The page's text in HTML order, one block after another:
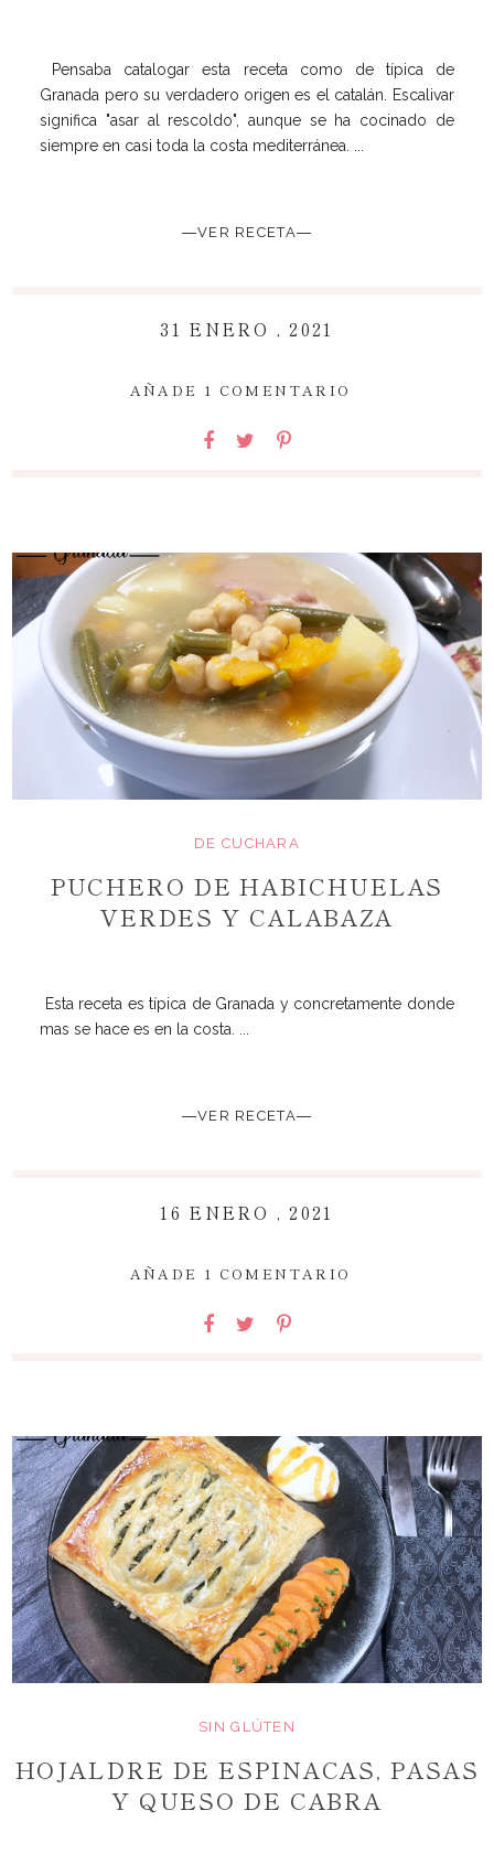
Pensaba catalogar esta receta como de típica de
Granada pero su verdadero origen es el catalán. Escalivar
significa "asar al rescoldo", aunque se ha cocinado de
siempre en casi toda la costa mediterránea. ...
―VER RECETA―
31 ENERO , 2021
AÑADE 1 COMENTARIO
DE CUCHARA
PUCHERO DE HABICHUELAS
VERDES Y CALABAZA
Esta receta es típica de Granada y concretamente donde
mas se hace es en la costa. ...
―VER RECETA―
16 ENERO , 2021
AÑADE 1 COMENTARIO
SIN GLÚTEN
HOJALDRE DE ESPINACAS, PASAS
Y QUESO DE CABRA